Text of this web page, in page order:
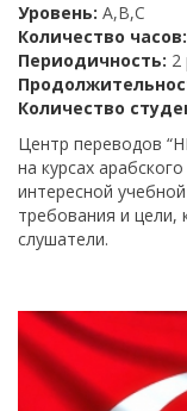
Уровень: А,B,C
Количество часов:
Периодичность: 2
Количество
Центр переводов
на курсах
интересной
требования и цели,
слушатели.